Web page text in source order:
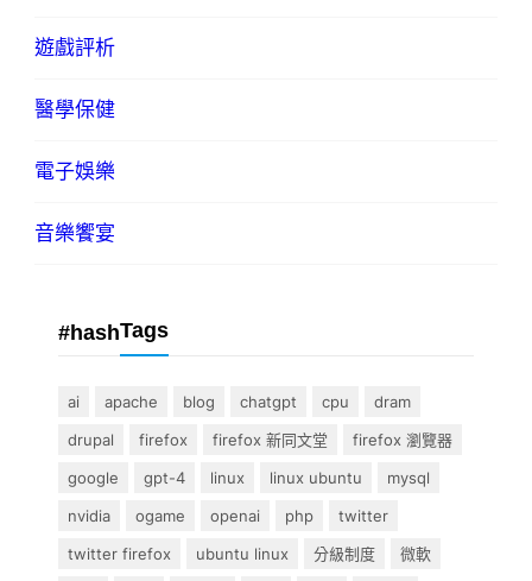
遊戲評析
醫學保健
電子娛樂
音樂饗宴
#hashTags
ai apache blog chatgpt cpu
dram
drupal
firefox firefox 新同文堂
firefox 瀏覽器
google
gpt-4 linux linux ubuntu
mysql
nvidia
ogame openai php
twitter
twitter firefox
ubuntu linux 分級制度
微軟